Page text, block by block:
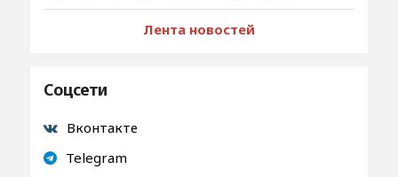
Лента новостей
Соцсети
Вконтакте
Telegram